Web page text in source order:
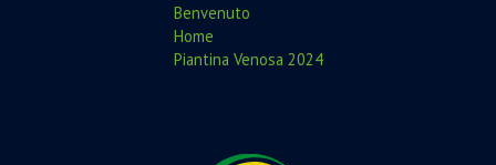
Benvenuto
Home
Piantina Venosa 2024